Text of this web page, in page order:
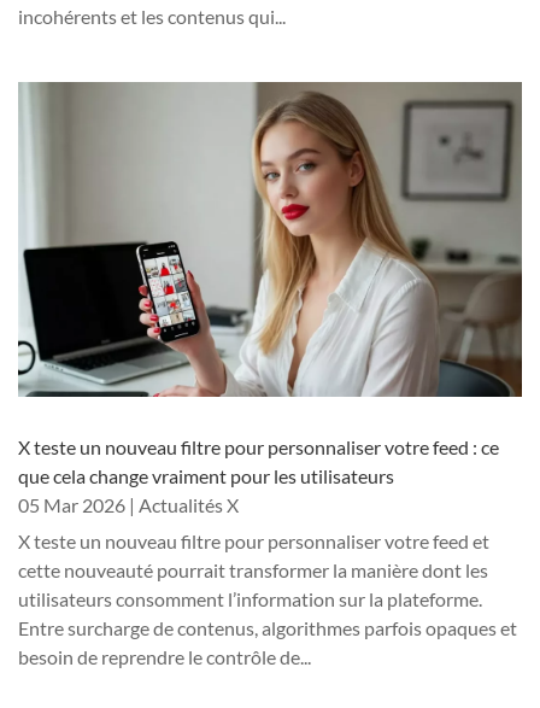
incohérents et les contenus qui...
X teste un nouveau filtre pour personnaliser votre feed : ce
que cela change vraiment pour les utilisateurs
05 Mar 2026 | Actualités X
X teste un nouveau filtre pour personnaliser votre feed et
cette nouveauté pourrait transformer la manière dont les
utilisateurs consomment l’information sur la plateforme.
Entre surcharge de contenus, algorithmes parfois opaques et
besoin de reprendre le contrôle de...